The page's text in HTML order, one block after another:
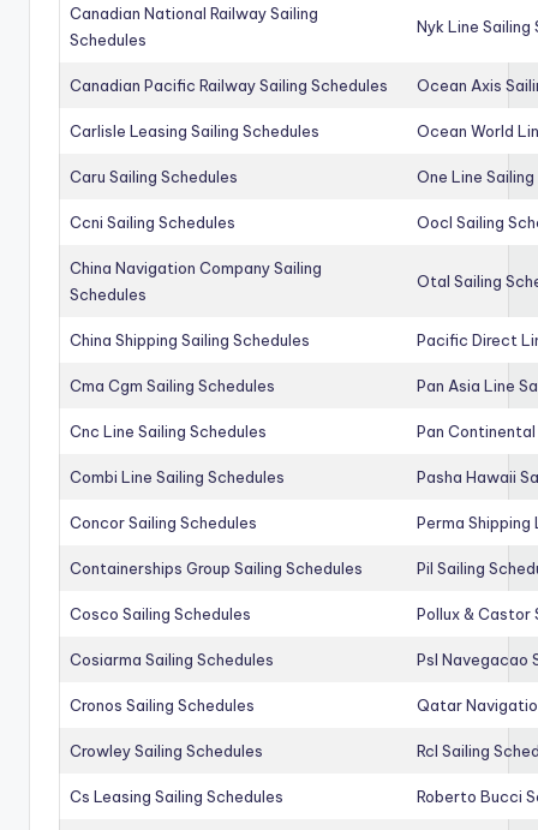
Canadian National Railway Sailing
Schedules
Nyk Line Sailing
Canadian Pacific Railway Sailing Schedules Ocean Axis
Carlisle Leasing Sailing Schedules Ocean World
Caru Sailing Schedules One Line
Ccni Sailing Schedules Oocl Sailing
China Navigation Company Sailing
Schedules
Otal Sailing
China Shipping Sailing Schedules Pacific Direct
Cma Cgm Sailing Schedules Pan Asia Line
Cnc Line Sailing Schedules Pan Continental
Combi Line Sailing Schedules Pasha Hawaii
Concor Sailing Schedules Perma Shipping
Containerships Group Sailing Schedules Pil Sailing
Cosco Sailing Schedules Pollux & Castor
Cosiarma Sailing Schedules Psl Navegacao
Cronos Sailing Schedules Qatar
Crowley Sailing Schedules Rcl Sailing
Cs Leasing Sailing Schedules Roberto Bucci